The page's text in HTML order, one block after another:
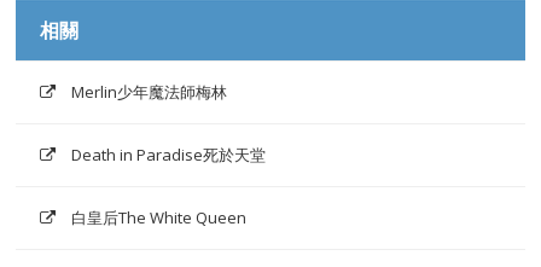
相關
Merlin少年魔法師梅林
Death in Paradise死於天堂
白皇后The White Queen